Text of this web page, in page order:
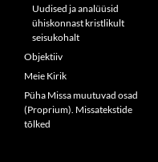
Uudised ja analüüsid
ühiskonnast kristlikult
seisukohalt
Objektiiv
Meie Kirik
Püha Missa muutuvad osad
(Proprium). Missatekstide
tõlked